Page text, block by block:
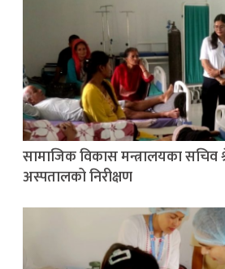
सामाजिक विकास मन्त्रालयका सचिव
अस्पतालको निरीक्षण